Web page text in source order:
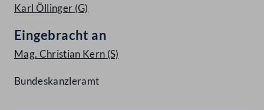
Karl Öllinger (G)
Eingebracht an
Mag. Christian Kern (S)
Bundeskanzleramt